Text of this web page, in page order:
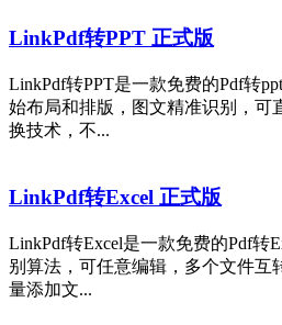
LinkPdf转PPT 正式版
LinkPdf转PPT是一款免费的Pdf转
始布局和排版，图文精准识别，可
换技术，不...
LinkPdf转Excel 正式版
LinkPdf转Excel是一款免费的Pdf转
别算法，可任意编辑，多个文件互
量添加文...